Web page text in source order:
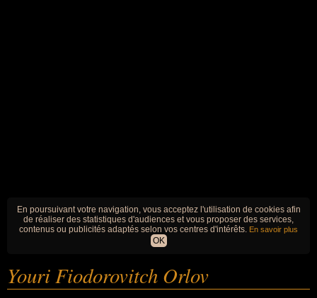
En poursuivant votre navigation, vous acceptez l'utilisation de cookies afin
de réaliser des statistiques d'audiences et vous proposer des services,
contenus ou publicités adaptés selon vos centres d'intérêts. En savoir plus
OK
Youri Fiodorovitch Orlov